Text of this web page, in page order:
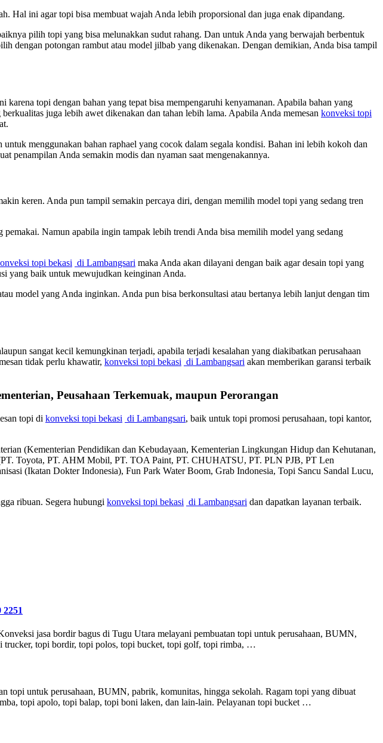
Hal ini agar topi bisa membuat wajah Anda lebih proporsional dan juga enak dipandang.
pilih topi yang bisa melunakkan sudut rahang. Dan untuk Anda yang berwajah berbentuk
dengan potongan rambut atau model jilbab yang dikenakan. Dengan demikian, Anda bisa tampil
topi dengan bahan yang tepat bisa mempengaruhi kenyamanan. Apabila bahan yang
juga lebih awet dikenakan dan tahan lebih lama. Apabila Anda memesan konveksi topi
menggunakan bahan raphael yang cocok dalam segala kondisi. Bahan ini lebih kokoh dan
penampilan Anda semakin modis dan nyaman saat mengenakannya.
keren. Anda pun tampil semakin percaya diri, dengan memilih model topi yang sedang tren
Namun apabila ingin tampak lebih trendi Anda bisa memilih model yang sedang
topi bekasi di Lambangsari maka Anda akan dilayani dengan baik agar desain topi yang
yang baik untuk mewujudkan keinginan Anda.
model yang Anda inginkan. Anda pun bisa berkonsultasi atau bertanya lebih lanjut dengan tim
sangat kecil kemungkinan terjadi, apabila terjadi kesalahan yang diakibatkan perusahaan
tidak perlu khawatir, konveksi topi bekasi di Lambangsari akan memberikan garansi terbaik
Peusahaan Terkemuak, maupun Perorangan
topi di konveksi topi bekasi di Lambangsari, baik untuk topi promosi perusahaan, topi kantor,
(Kementerian Pendidikan dan Kebudayaan, Kementerian Lingkungan Hidup dan Kehutanan,
Toyota, PT. AHM Mobil, PT. TOA Paint, PT. CHUHATSU, PT. PLN PJB, PT Len
(Ikatan Dokter Indonesia), Fun Park Water Boom, Grab Indonesia, Topi Sancu Sandal Lucu,
ribuan. Segera hubungi konveksi topi bekasi di Lambangsari dan dapatkan layanan terbaik.
jasa bordir bagus di Tugu Utara melayani pembuatan topi untuk perusahaan, BUMN,
trucker, topi bordir, topi polos, topi bucket, topi golf, topi rimba, …
topi untuk perusahaan, BUMN, pabrik, komunitas, hingga sekolah. Ragam topi yang dibuat
topi apolo, topi balap, topi boni laken, dan lain-lain. Pelayanan topi bucket …